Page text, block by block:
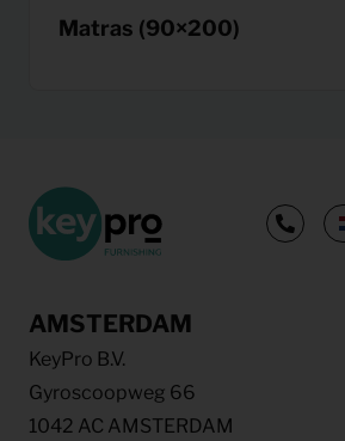
Matras (90×200)
AMSTERDAM
KeyPro B.V.
Gyroscoopweg 66
1042 AC AMSTERDAM